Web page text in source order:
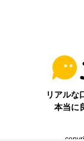
リアルな
本当に